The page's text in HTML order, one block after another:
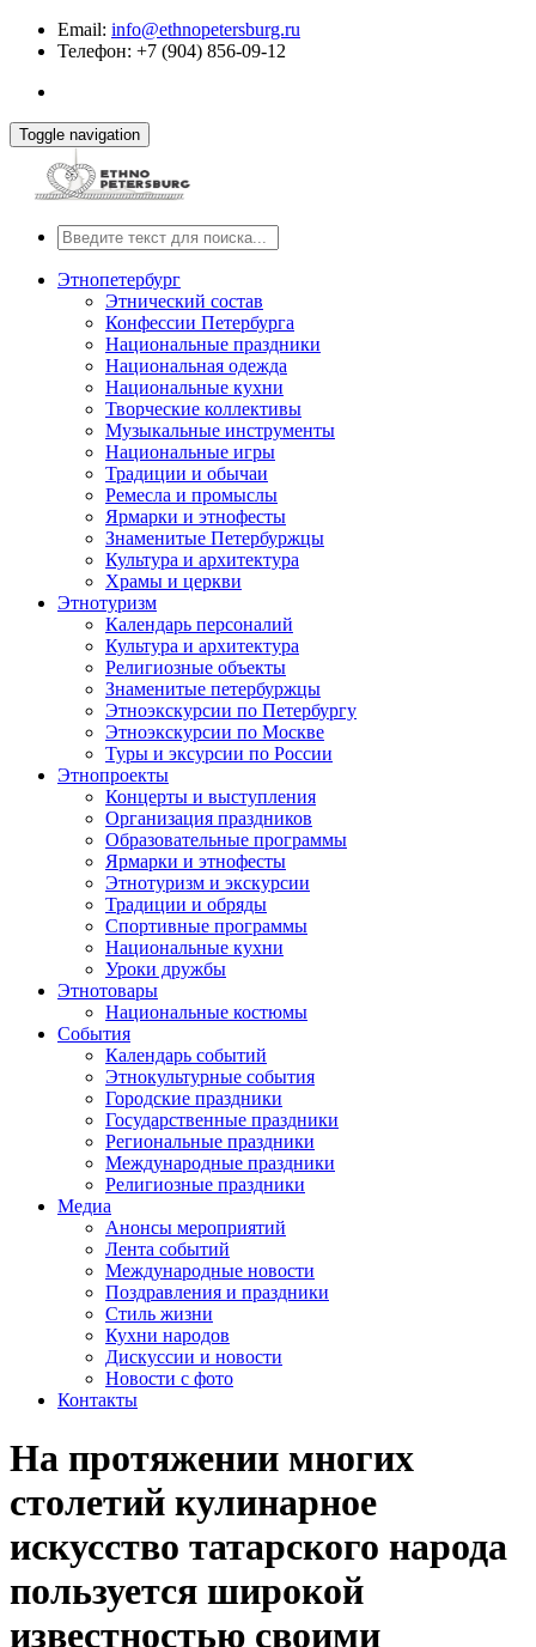
Email: info@ethnopetersburg.ru
Телефон: +7 (904) 856-09-12
Toggle navigation
Этнопетербург
Этнический состав
Конфессии Петербурга
Национальные праздники
Национальная одежда
Национальные кухни
Творческие коллективы
Музыкальные инструменты
Национальные игры
Традиции и обычаи
Ремесла и промыслы
Ярмарки и этнофесты
Знаменитые Петербуржцы
Культура и архитектура
Храмы и церкви
Этнотуризм
Календарь персоналий
Культура и архитектура
Религиозные объекты
Знаменитые петербуржцы
Этноэкскурсии по Петербургу
Этноэкскурсии по Москве
Туры и эксурсии по России
Этнопроекты
Концерты и выступления
Организация праздников
Образовательные программы
Ярмарки и этнофесты
Этнотуризм и экскурсии
Традиции и обряды
Спортивные программы
Национальные кухни
Уроки дружбы
Этнотовары
Национальные костюмы
События
Календарь событий
Этнокультурные события
Городские праздники
Государственные праздники
Региональные праздники
Международные праздники
Религиозные праздники
Медиа
Анонсы мероприятий
Лента событий
Международные новости
Поздравления и праздники
Cтиль жизни
Кухни народов
Дискуссии и новости
Новости с фото
Контакты
На протяжении многих
столетий кулинарное
искусство татарского народа
пользуется широкой
известностью своими